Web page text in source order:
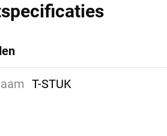
T-STUK